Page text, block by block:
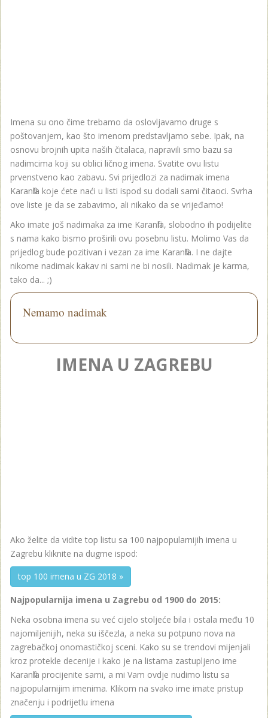
Imena su ono čime trebamo da oslovljavamo druge s
poštovanjem, kao što imenom predstavljamo sebe. Ipak, na
osnovu brojnih upita naših čitalaca, napravili smo bazu sa
nadimcima koji su oblici ličnog imena. Svatite ovu listu
prvenstveno kao zabavu. Svi prijedlozi za nadimak imena
Karanfila koje ćete naći u listi ispod su dodali sami čitaoci. Svrha
ove liste je da se zabavimo, ali nikako da se vrijeđamo!
Ako imate još nadimaka za ime Karanfila, slobodno ih podijelite
s nama kako bismo proširili ovu posebnu listu. Molimo Vas da
prijedlog bude pozitivan i vezan za ime Karanfila. I ne dajte
nikome nadimak kakav ni sami ne bi nosili. Nadimak je karma,
tako da... ;)
Nemamo nadimak
IMENA U ZAGREBU
Ako želite da vidite top listu sa 100 najpopularnijih imena u
Zagrebu kliknite na dugme ispod:
top 100 imena u ZG 2018 »
Najpopularnija imena u Zagrebu od 1900 do 2015:
Neka osobna imena su već cijelo stoljeće bila i ostala među 10
najomiljenijih, neka su iščezla, a neka su potpuno nova na
zagrebačkoj onomastičkoj sceni. Kako su se trendovi mijenjali
kroz protekle decenije i kako je na listama zastupljeno ime
Karanfila procijenite sami, a mi Vam ovdje nudimo listu sa
najpopularnijim imenima. Klikom na svako ime imate pristup
značenju i podrijetlu imena